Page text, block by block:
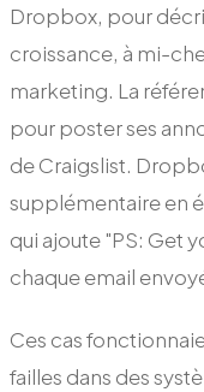
Dropbox, pour
croissance, à mi-
marketing. La
pour poster ses
de Craigslist.
supplémentaire en
qui ajoute "PS: Get
chaque email
Ces cas
failles dans des